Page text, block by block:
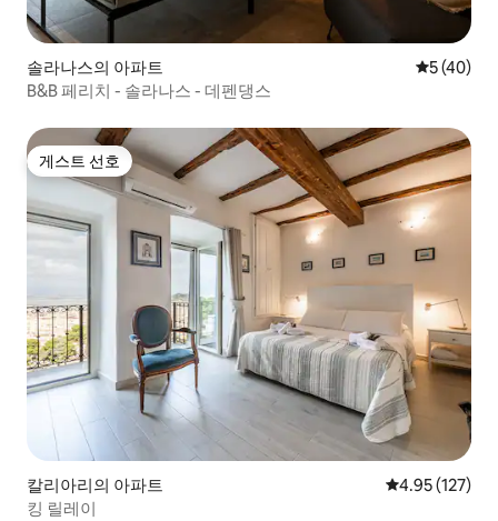
솔라나스의 아파트 평점 5점(5
5 (40)
B&B 페리치 - 솔라나스 - 데펜댕스
게스트 선호
게스트 선호
칼리아리의 아파트 평점 4.95점(5
4.95 (127)
킹 릴레이